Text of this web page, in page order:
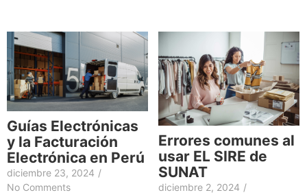
Guías Electrónicas
y la Facturación
Electrónica en Perú
diciembre 23, 2024 /
No Comments
Errores comunes al
usar EL SIRE de
SUNAT
diciembre 2, 2024 /